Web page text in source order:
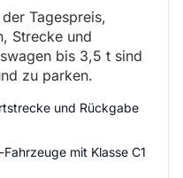
Tagespreis,
Strecke und
bis 3,5 t sind
zu parken.
und Rückgabe
mit Klasse C1